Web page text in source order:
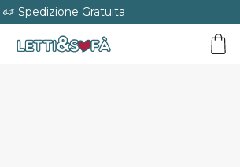
Spedizione Gratuita